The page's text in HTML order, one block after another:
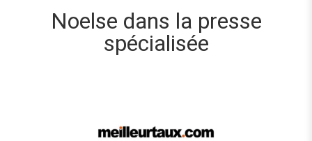
Noelse dans la presse
spécialisée